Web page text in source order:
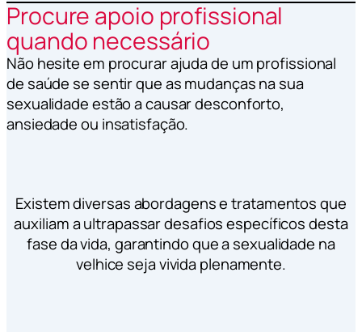
Procure apoio profissional
quando necessário
Não hesite em procurar ajuda de um profissional
de saúde se sentir que as mudanças na sua
sexualidade estão a causar desconforto,
ansiedade ou insatisfação.
Existem diversas abordagens e tratamentos que
auxiliam a ultrapassar desafios específicos desta
fase da vida, garantindo que a sexualidade na
velhice seja vivida plenamente.